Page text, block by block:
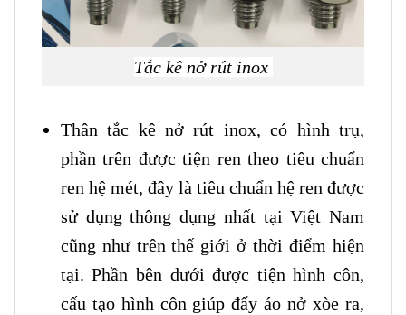
Tắc kê nở rút inox
Thân tắc kê nở rút inox, có hình trụ,
phần trên được tiện ren theo tiêu chuẩn
ren hệ mét, đây là tiêu chuẩn hệ ren được
sử dụng thông dụng nhất tại Việt Nam
cũng như trên thế giới ở thời điểm hiện
tại. Phần bên dưới được tiện hình côn,
cấu tạo hình côn giúp đẩy áo nở xòe ra,